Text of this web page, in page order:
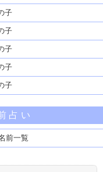
子
子
子
子
子
占い
前一覧